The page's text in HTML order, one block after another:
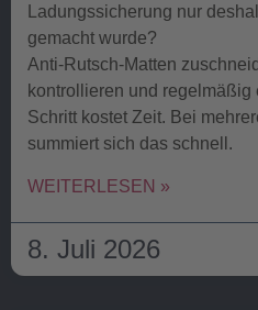
Ladungssicherung nur
gemacht wurde?
Anti-Rutsch-Matten
kontrollieren und regelmäßig
Schritt kostet Zeit. Bei
summiert sich das schnell.
WEITERLESEN »
8. Juli 2026